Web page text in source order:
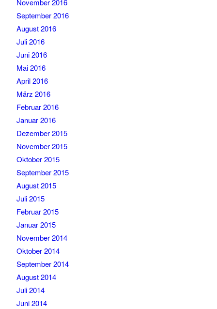
November 2016
September 2016
August 2016
Juli 2016
Juni 2016
Mai 2016
April 2016
März 2016
Februar 2016
Januar 2016
Dezember 2015
November 2015
Oktober 2015
September 2015
August 2015
Juli 2015
Februar 2015
Januar 2015
November 2014
Oktober 2014
September 2014
August 2014
Juli 2014
Juni 2014